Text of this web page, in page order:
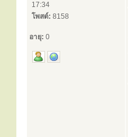
17:34
โพสต์: 8158
อายุ: 0